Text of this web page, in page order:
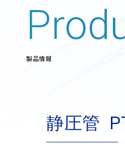
製品情報
静圧管